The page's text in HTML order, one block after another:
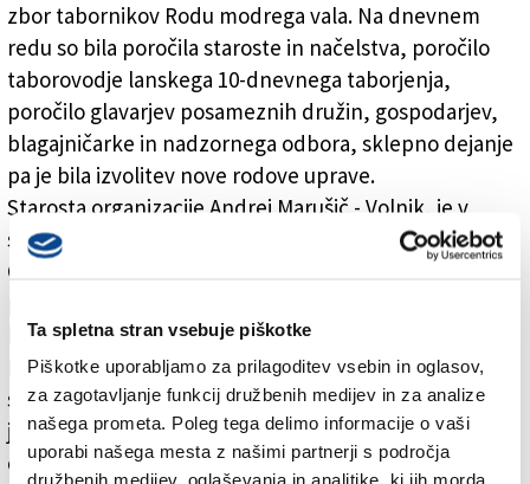
Ta spletna stran vsebuje piškotke
Piškotke uporabljamo za prilagoditev vsebin in oglasov,
za zagotavljanje funkcij družbenih medijev in za analize
našega prometa. Poleg tega delimo informacije o vaši
uporabi našega mesta z našimi partnerji s področja
družbenih medijev, oglaševanja in analitike, ki jih morda
Rod modrega vala praznuje 65-letnico ustanovitve
zbor tabornikov Rodu modrega vala. Na dnevnem
redu so bila poročila staroste in načelstva, poročilo
taborovodje lanskega 10-dnevnega taborjenja,
poročilo glavarjev posameznih družin, gospodarjev,
blagajničarke in nadzornega odbora, sklepno dejanje
pa je bila izvolitev nove rodove uprave.
Starosta organizacije Andrej Marušič - Volnik, je v
svojem govoru izpostavil, da bodo taborniki iz Trsta in
Gorice letošnjo 65-letnico obstoja obeležili brez večjih
bogatejšo spomladansko ponudbo taborniških akcij.
Pozitivno je ocenil lansko taborniško sezono, v kateri
se je članstvo utrdilo na zelo dobrih številkah: skupno
je v Rodu modrega vala med 140 in 150 aktivnih
članov.